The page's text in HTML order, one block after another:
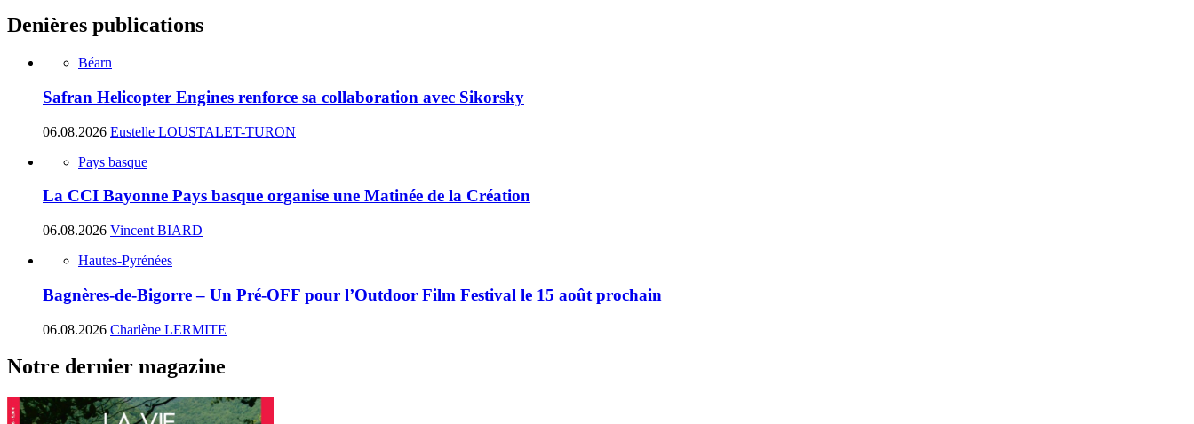
Denières publications
Béarn
Safran Helicopter Engines renforce sa collaboration avec Sikorsky
06.08.2026 Eustelle LOUSTALET-TURON
Pays basque
La CCI Bayonne Pays basque organise une Matinée de la Création
06.08.2026 Vincent BIARD
Hautes-Pyrénées
Bagnères-de-Bigorre – Un Pré-OFF pour l’Outdoor Film Festival le 15 août prochain
06.08.2026 Charlène LERMITE
Notre dernier magazine